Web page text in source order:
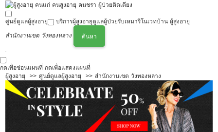
ศูนย์ดูแลผู้สูงอายุ บริการผู้สูงอายุดูแลผู้ป่วยรับเหมารีโนเวทบ้าน ผู้สูงอายุ
สำนักงานเขต วังทองหลาง
ค้นหา
กดเพื่อซ่อนแผนที่ กดเพื่อแสดงแผนที่
ผู้สูงอายุ
ศูนย์ดูแลผู้สูงอายุ สำนักงานเขต วังทองหลาง